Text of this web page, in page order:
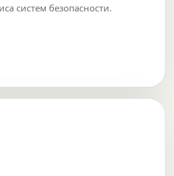
систем безопасности.